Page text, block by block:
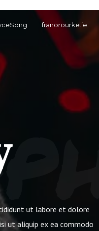
franorourke.ie
ut labore et dolore
ut aliquip ex ea commodo